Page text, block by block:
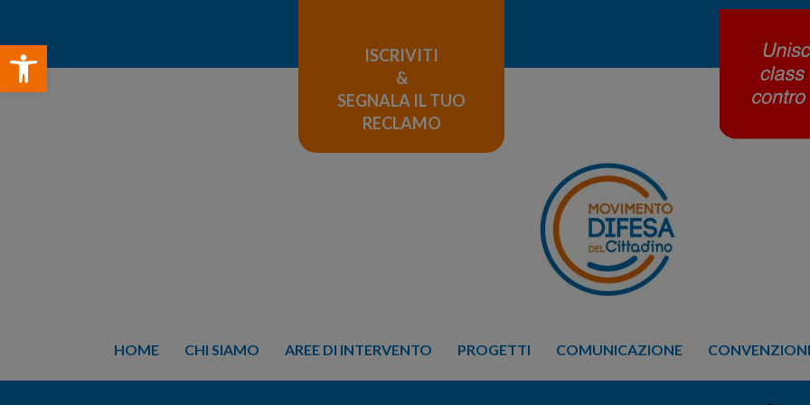
Open toolbar
ISCRIVITI
&
SEGNALA IL TUO
RECLAMO
HOME CHI SIAMO AREE DI INTERVENTO PROGETTI COMUNICAZIONE